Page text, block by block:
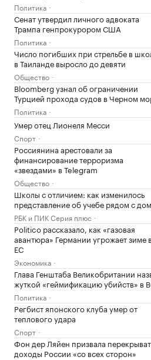
Политика
Сенат утвердил личного адвоката
Трампа генпрокурором США
Политика
Число погибших при стрельбе в
в Таиланде выросло до девяти
Общество
Bloomberg узнал об ограничении
Турцией прохода судов в Черном
Политика
Умер отец Лионеля Месси
Спорт
Россиянина арестовали за
финансирование терроризма
«звездами» в Telegram
Общество
Школы с отличием: как изменилось
представление об учебе рядом с
РБК и ПИК Серия плюс
Politico рассказало, как «газовая
авантюра» Германии угрожает зиме в
ЕС
Экономика
Глава Генштаба Великобритании
жуткой «геймификацию убийств» в
Политика
Регбист японского клуба умер от
теплового удара
Спорт
Фон дер Ляйен призвала
доходы России «со всех сторон»